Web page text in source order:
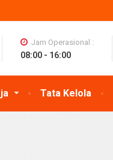
Tata Kelola
Jam Operasional :
08:00 - 16:00